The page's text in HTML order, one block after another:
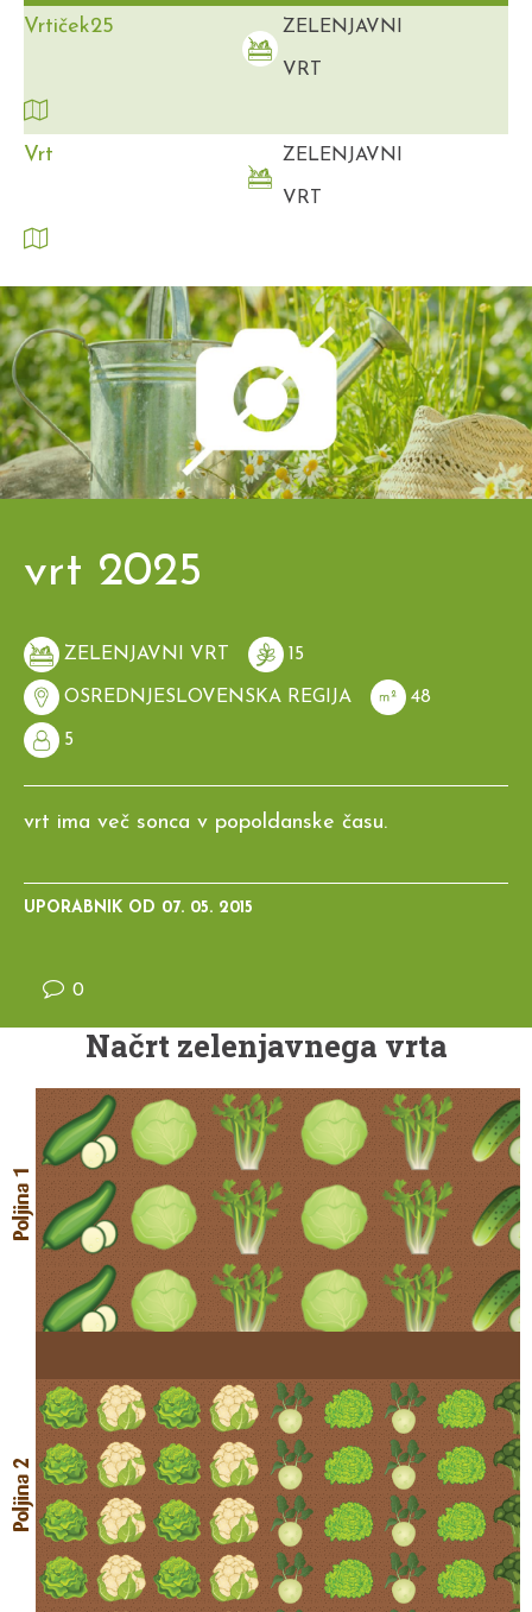
Vrtiček25 ZELENJAVNI
VRT
Vrt ZELENJAVNI
VRT
vrt 2025
ZELENJAVNI VRT 15
OSREDNJESLOVENSKA REGIJA 48
5
vrt ima več sonca v popoldanske času.
UPORABNIK OD 07. 05. 2015
0
Načrt zelenjavnega vrta